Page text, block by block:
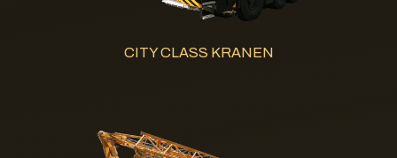
CITY CLASS KRANEN